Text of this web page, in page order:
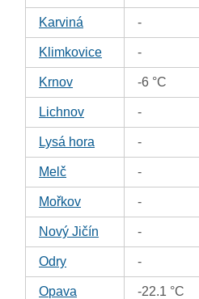
Karviná -
Klimkovice -
Krnov -6 °C
Lichnov -
Lysá hora -
Melč -
Mořkov -
Nový Jičín -
Odry -
Opava -22.1 °C